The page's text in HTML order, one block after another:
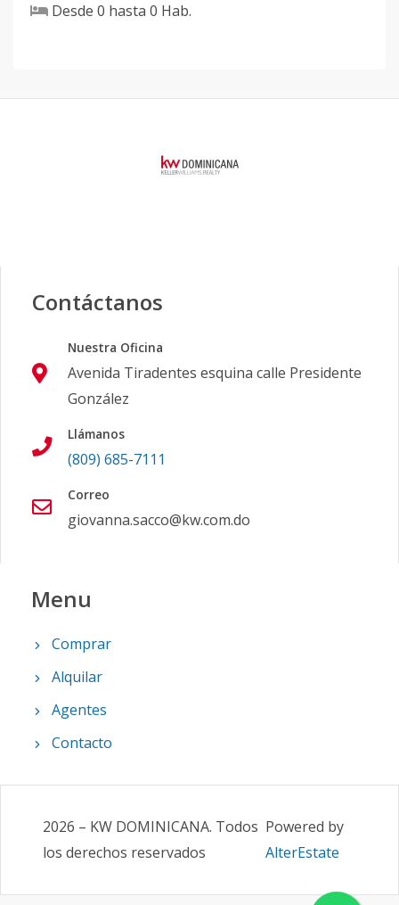
Desde 0 hasta 0 Hab.
Contáctanos
Nuestra Oficina
Avenida Tiradentes esquina calle Presidente
González
Llámanos
(809) 685-7111
Correo
giovanna.sacco@kw.com.do
Menu
Comprar
Alquilar
Agentes
Contacto
2026 – KW DOMINICANA. Todos
los derechos reservados
Powered by
AlterEstate